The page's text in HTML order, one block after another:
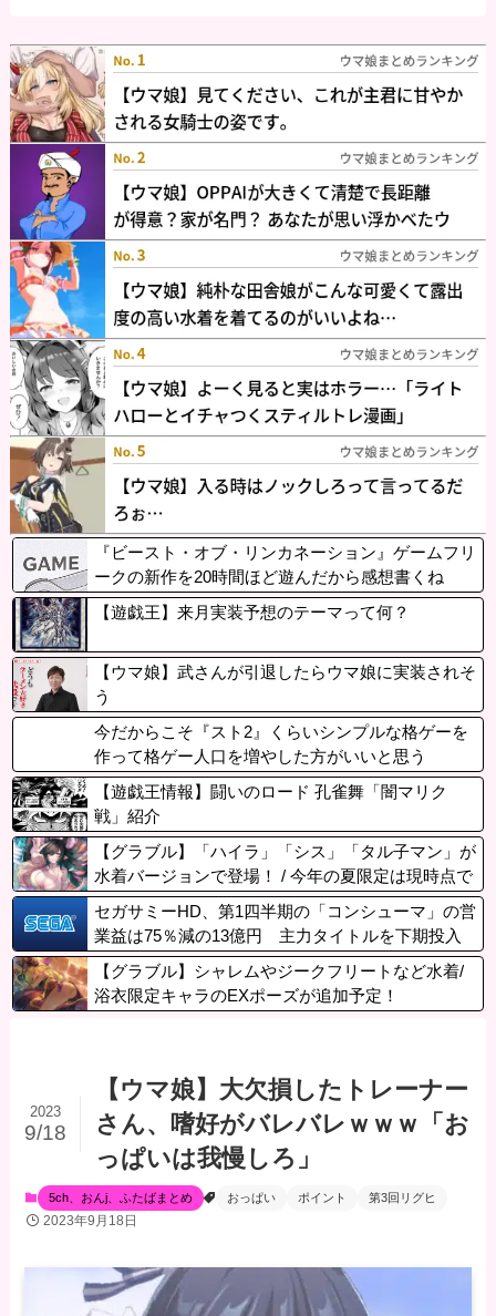
『ビースト・オブ・リンカネーション』ゲームフリ
ークの新作を20時間ほど遊んだから感想書くね
【遊戯王】来月実装予想のテーマって何？
【ウマ娘】武さんが引退したらウマ娘に実装されそ
う
今だからこそ『スト2』くらいシンプルな格ゲーを
作って格ゲー人口を増やした方がいいと思う
【遊戯王情報】闘いのロード 孔雀舞「闇マリク
戦」紹介
【グラブル】「ハイラ」「シス」「タル子マン」が
水着バージョンで登場！ / 今年の夏限定は現時点で
属性はバラけているが…？
セガサミーHD、第1四半期の「コンシューマ」の営
業益は75％減の13億円 主力タイトルを下期投入
予定
【グラブル】シャレムやジークフリートなど水着/
浴衣限定キャラのEXポーズが追加予定！
【ウマ娘】大欠損したトレーナー
さん、嗜好がバレバレｗｗｗ「お
っぱいは我慢しろ」
2023
9/18
5ch、おんj、ふたばまとめ おっぱい ポイント 第3回リグヒ
2023年9月18日